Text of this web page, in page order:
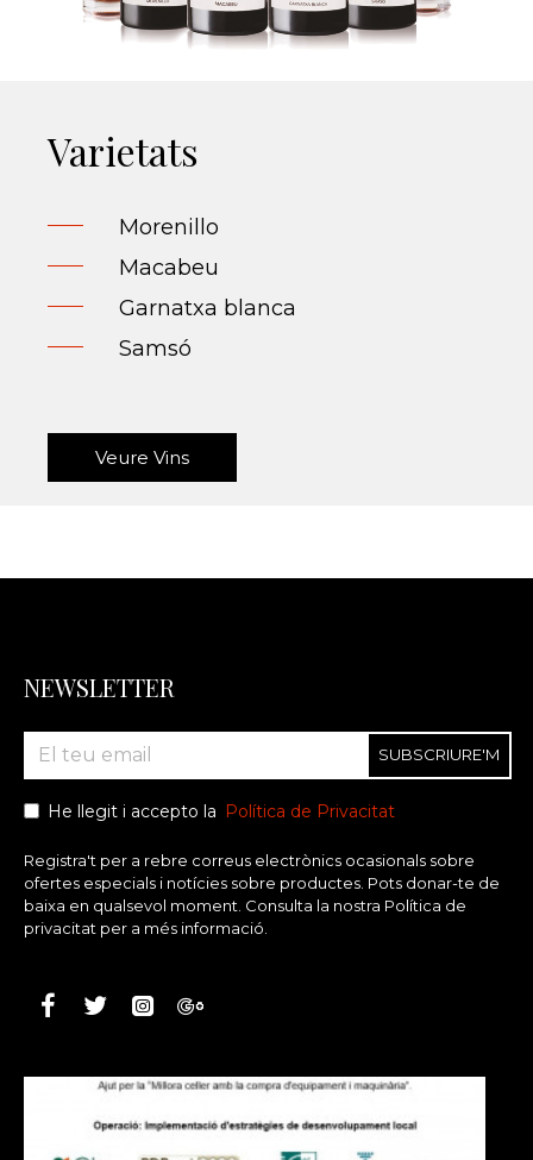
Varietats
Morenillo
Macabeu
Garnatxa blanca
Samsó
Veure Vins
NEWSLETTER
SUBSCRIURE'M
He llegit i accepto la Política de Privacitat
Registra't per a rebre correus electrònics ocasionals sobre
ofertes especials i notícies sobre productes. Pots donar-te de
baixa en qualsevol moment. Consulta la nostra Política de
privacitat per a més informació.